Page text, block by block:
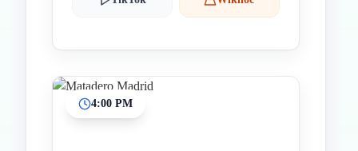
4:00 PM